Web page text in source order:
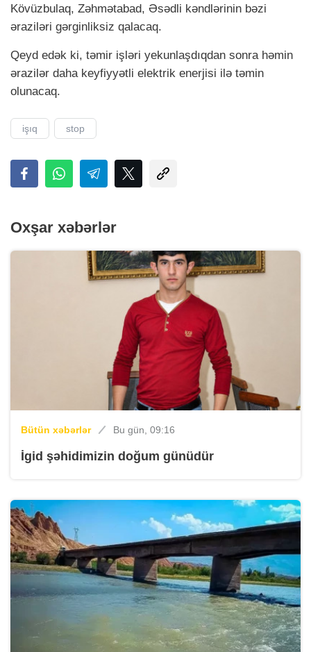
Kövüzbulaq, Zəhmətabad, Əsədli kəndlərinin bəzi
əraziləri gərginliksiz qalacaq.
Qeyd edək ki, təmir işləri yekunlaşdıqdan sonra həmin
ərazilər daha keyfiyyətli elektrik enerjisi ilə təmin
olunacaq.
işıq stop
Oxşar xəbərlər
Bütün xəbərlər Bu gün, 09:16
İgid şəhidimizin doğum günüdür